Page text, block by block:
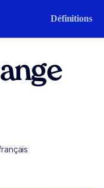
Définitions